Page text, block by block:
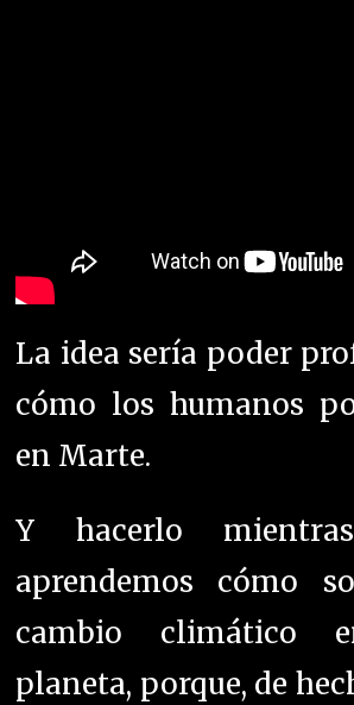
La idea sería poder
cómo los humanos
en Marte.
Y hacerlo
aprendemos cómo
cambio climático
planeta, porque, de